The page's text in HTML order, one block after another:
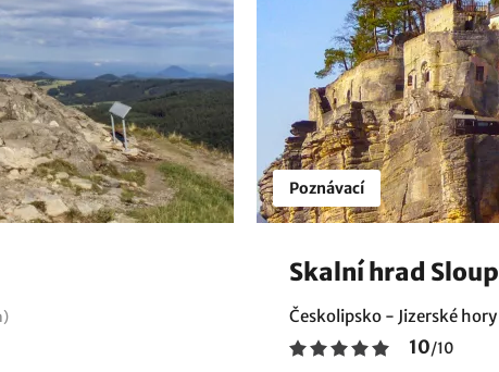
Poznávací
Skalní hrad Sloup
Českolipsko - Jizerské hory
10/10